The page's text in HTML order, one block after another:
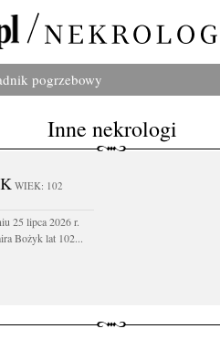
pogrzebowy
Inne nekrologi
WIEK: 102
25 lipca 2026 r.
Bożyk lat 102...